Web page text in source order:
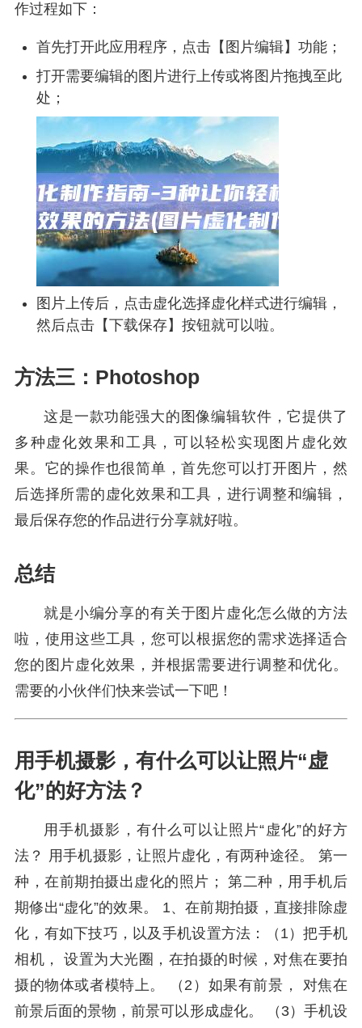
作过程如下：
首先打开此应用程序，点击【图片编辑】功能；
打开需要编辑的图片进行上传或将图片拖拽至此
处；
图片上传后，点击虚化选择虚化样式进行编辑，
然后点击【下载保存】按钮就可以啦。
方法三：Photoshop
这是一款功能强大的图像编辑软件，它提供了
多种虚化效果和工具，可以轻松实现图片虚化效
果。它的操作也很简单，首先您可以打开图片，然
后选择所需的虚化效果和工具，进行调整和编辑，
最后保存您的作品进行分享就好啦。
总结
就是小编分享的有关于图片虚化怎么做的方法
啦，使用这些工具，您可以根据您的需求选择适合
您的图片虚化效果，并根据需要进行调整和优化。
需要的小伙伴们快来尝试一下吧！
用手机摄影，有什么可以让照片“虚
化”的好方法？
用手机摄影，有什么可以让照片“虚化”的好方
法？ 用手机摄影，让照片虚化，有两种途径。 第一
种，在前期拍摄出虚化的照片； 第二种，用手机后
期修出“虚化”的效果。 1、在前期拍摄，直接排除虚
化，有如下技巧，以及手机设置方法：（1）把手机
相机， 设置为大光圈，在拍摄的时候，对焦在要拍
摄的物体或者模特上。 （2）如果有前景， 对焦在
前景后面的景物，前景可以形成虚化。 （3）手机设